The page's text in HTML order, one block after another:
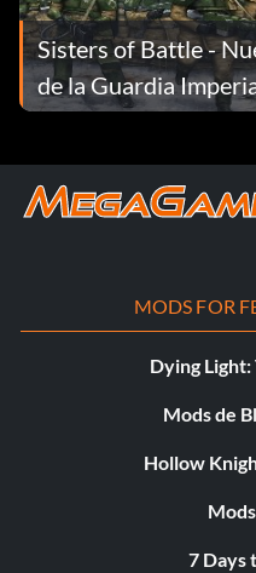
Sisters of Battle -
de la Guardia
MODS FOR
Dying Light:
Mods de
Hollow
7 Days